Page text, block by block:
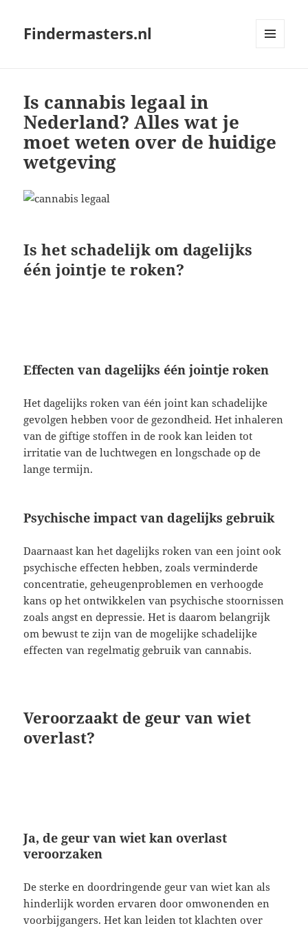
Findermasters.nl
Is cannabis legaal in
Nederland? Alles wat je
moet weten over de huidige
wetgeving
Is het schadelijk om dagelijks
één jointje te roken?
Effecten van dagelijks één jointje roken
Het dagelijks roken van één joint kan schadelijke
gevolgen hebben voor de gezondheid. Het inhaleren
van de giftige stoffen in de rook kan leiden tot
irritatie van de luchtwegen en longschade op de
lange termijn.
Psychische impact van dagelijks gebruik
Daarnaast kan het dagelijks roken van een joint ook
psychische effecten hebben, zoals verminderde
concentratie, geheugenproblemen en verhoogde
kans op het ontwikkelen van psychische stoornissen
zoals angst en depressie. Het is daarom belangrijk
om bewust te zijn van de mogelijke schadelijke
effecten van regelmatig gebruik van cannabis.
Veroorzaakt de geur van wiet
overlast?
Ja, de geur van wiet kan overlast
veroorzaken
De sterke en doordringende geur van wiet kan als
hinderlijk worden ervaren door omwonenden en
voorbijgangers. Het kan leiden tot klachten over